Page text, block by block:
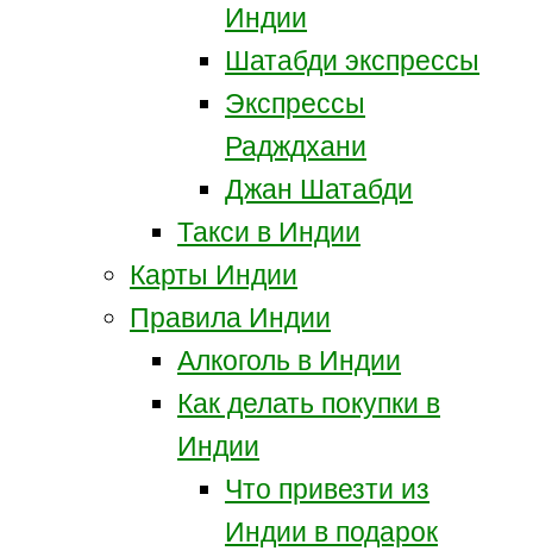
Индии
Шатабди экспрессы
Экспрессы
Радждхани
Джан Шатабди
Такси в Индии
Карты Индии
Правила Индии
Алкоголь в Индии
Как делать покупки в
Индии
Что привезти из
Индии в подарок